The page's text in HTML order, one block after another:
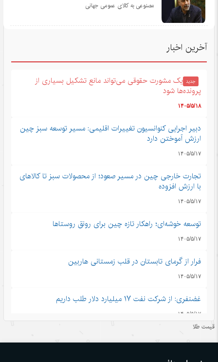
مصنوعی به کالای عمومی جهانی
آخرین اخبار
جدید یک مشورت حقوقی می‌تواند مانع تشکیل بسیاری از
پرونده‌ها شود
۱۴۰۵/۵/۱۸
دبیر اجرایی کنوانسیون تغییرات اقلیمی: مسیر توسعه سبز چین
ارزش آموختن دارد
۱۴۰۵/۵/۱۷
تجارت خارجی چین در مسیر صعود؛ از محصولات سبز تا کالاهای
با ارزش افزوده
۱۴۰۵/۵/۱۷
توسعه خوشه‌ای؛ راهکار تازه چین برای رونق روستاها
۱۴۰۵/۵/۱۷
فرار از گرمای تابستان در قلب زمستانی هاربین
۱۴۰۵/۵/۱۷
غضنفری: از شرکت نفت ۱۷ میلیارد دلار طلب داریم
۱۴۰۵/۵/۱۷
قیمت طلا